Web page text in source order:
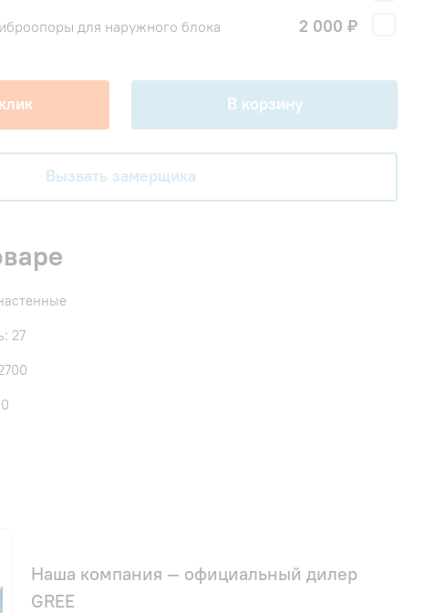
для наружного блока 2 000 ₽
В корзину
Вызвать замерщика
27
Наша компания — официальный дилер
GREE